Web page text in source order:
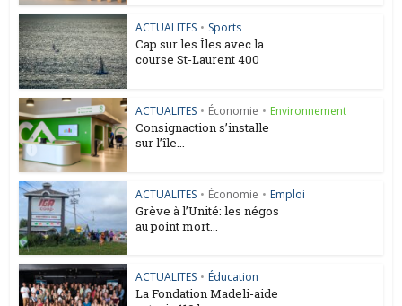
ACTUALITES • Sports
Cap sur les Îles avec la
course St-Laurent 400
ACTUALITES • Économie • Environnement
Consignaction s’installe
sur l’île...
ACTUALITES • Économie • Emploi
Grève à l’Unité: les négos
au point mort...
ACTUALITES • Éducation
La Fondation Madeli-aide